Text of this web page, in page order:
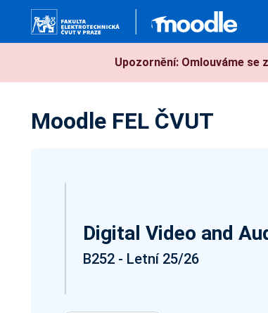
Upozornění: Omlouváme
Moodle FEL ČVUT
Digital Video and
B252 - Letní 25/26